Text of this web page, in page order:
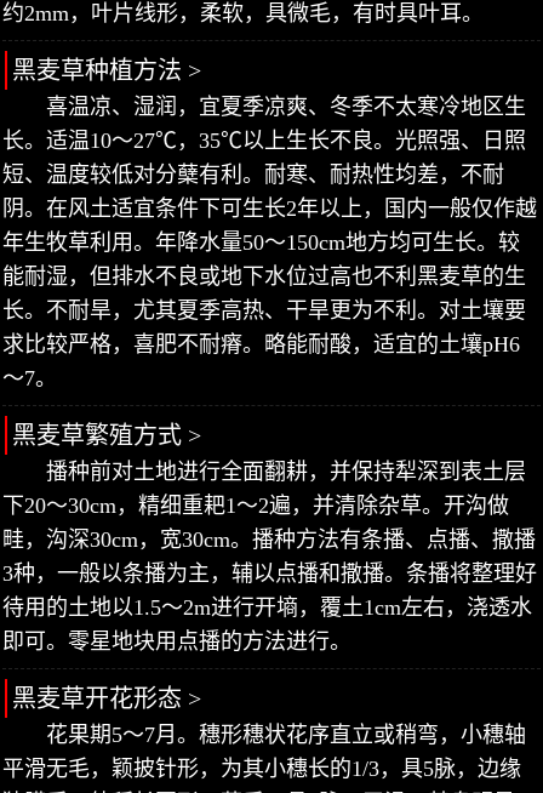
约2mm，叶片线形，柔软，具微毛，有时具叶耳。
黑麦草种植方法 >
喜温凉、湿润，宜夏季凉爽、冬季不太寒冷地区生
长。适温10～27℃，35℃以上生长不良。光照强、日照
短、温度较低对分蘖有利。耐寒、耐热性均差，不耐
阴。在风土适宜条件下可生长2年以上，国内一般仅作越
年生牧草利用。年降水量50～150cm地方均可生长。较
能耐湿，但排水不良或地下水位过高也不利黑麦草的生
长。不耐旱，尤其夏季高热、干旱更为不利。对土壤要
求比较严格，喜肥不耐瘠。略能耐酸，适宜的土壤pH6
～7。
黑麦草繁殖方式 >
播种前对土地进行全面翻耕，并保持犁深到表土层
下20～30cm，精细重耙1～2遍，并清除杂草。开沟做
畦，沟深30cm，宽30cm。播种方法有条播、点播、撒播
3种，一般以条播为主，辅以点播和撒播。条播将整理好
待用的土地以1.5～2m进行开墒，覆土1cm左右，浇透水
即可。零星地块用点播的方法进行。
黑麦草开花形态 >
花果期5～7月。穗形穗状花序直立或稍弯，小穗轴
平滑无毛，颖披针形，为其小穗长的1/3，具5脉，边缘